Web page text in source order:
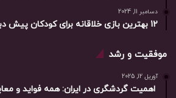
دسامبر 11, 2024
12 بهترین بازی خلاقانه برای کودکان پیش دبستانی
موفقیت و رشد
آوریل 12, 2025
اهمیت گردشگری در ایران: همه فواید و